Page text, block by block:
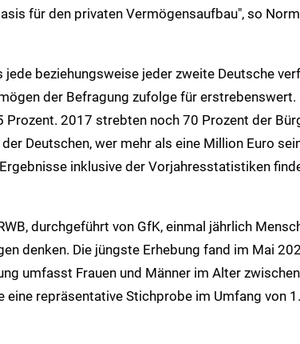
für den privaten Vermögensaufbau", so
jede beziehungsweise jeder zweite Deutsche
der Befragung zufolge für erstrebenswert.
Prozent. 2017 strebten noch 70 Prozent der
Deutschen, wer mehr als eine Million Euro
inklusive der Vorjahresstatistiken
durchgeführt von GfK, einmal jährlich
denken. Die jüngste Erhebung fand im Mai
umfasst Frauen und Männer im Alter
eine repräsentative Stichprobe im Umfang von